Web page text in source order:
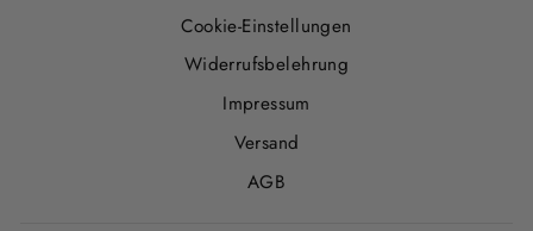
Cookie-Einstellungen
Widerrufsbelehrung
Impressum
Versand
AGB